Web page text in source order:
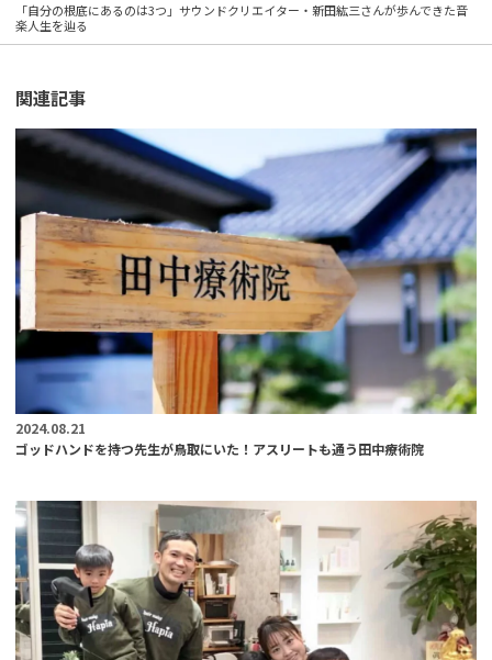
「自分の根底にあるのは3つ」サウンドクリエイター・新田紘三さんが歩んできた音
楽人生を辿る
関連記事
2024.08.21
ゴッドハンドを持つ先生が鳥取にいた！アスリートも通う田中療術院